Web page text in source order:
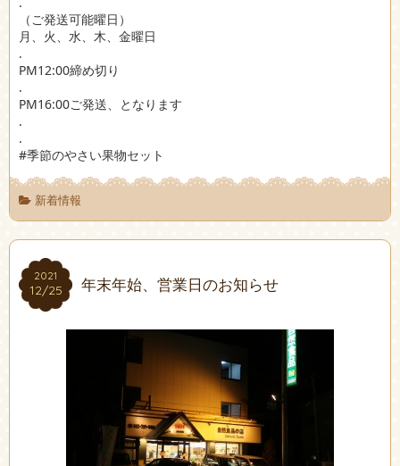
（ご発送可能曜日）
月、火、水、木、金曜日
.
PM12:00締め切り
.
PM16:00ご発送、となります
.
.
#季節のやさい果物セット
新着情報
2021
12/25
2021
12/25 年末年始、営業日のお知らせ